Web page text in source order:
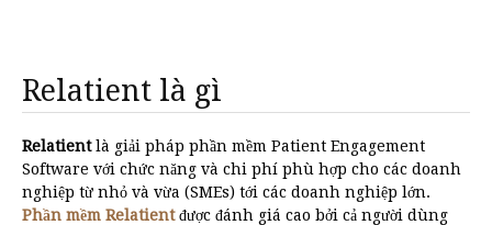
Relatient là gì
Relatientlà giải pháp phần mềm Patient Engagement
Software với chức năng và chi phí phù hợp cho các doanh
nghiệp từ nhỏ và vừa (SMEs) tới các doanh nghiệp lớn.
Phần mềm Relatientđược đánh giá cao bởi cả người dùng